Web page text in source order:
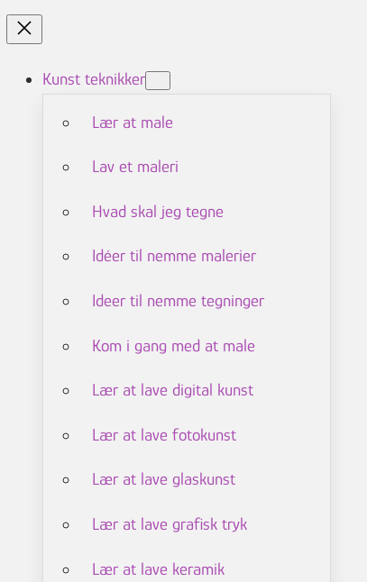
Kunst teknikker
Lær at male
Lav et maleri
Hvad skal jeg tegne
Idéer til nemme malerier
Ideer til nemme tegninger
Kom i gang med at male
Lær at lave digital kunst
Lær at lave fotokunst
Lær at lave glaskunst
Lær at lave grafisk tryk
Lær at lave keramik